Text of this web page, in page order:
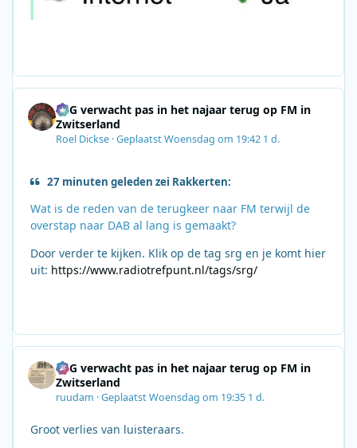
SRG verwacht pas in het najaar terug op FM in
Zwitserland
Roel Dickse ·GeplaatstWoensdag om 19:42 1 d.
27 minuten geleden zei Rakkerten:
Wat is de reden van de terugkeer naar FM terwijl de
overstap naar DAB al lang is gemaakt?
Door verder te kijken. Klik op de tag srg en je komt hier
uit: https://www.radiotrefpunt.nl/tags/srg/
SRG verwacht pas in het najaar terug op FM in
Zwitserland
ruudam ·GeplaatstWoensdag om 19:35 1 d.
Groot verlies van luisteraars.